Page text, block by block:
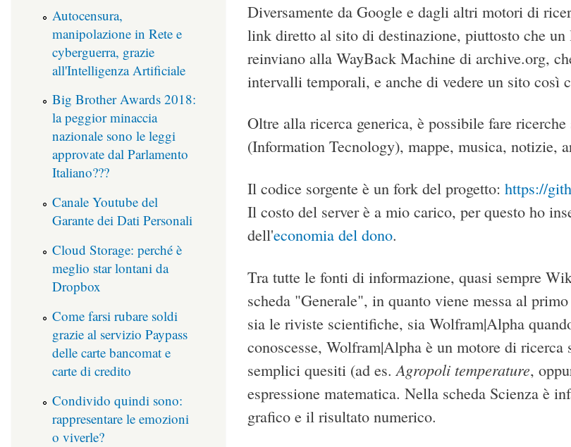
Diversamente da Google e dagli altri motori di
link diretto al sito di destinazione, piuttosto che
reinviano alla WayBack Machine di archive.org,
intervalli temporali, e anche di vedere un sito così
Oltre alla ricerca generica, è possibile fare
(Information Tecnology), mappe, musica, notizie,
Il codice sorgente è un fork del progetto: https://
Il costo del server è a mio carico, per questo ho
dell'economia del dono.
Tra tutte le fonti di informazione, quasi sempre
scheda "Generale", in quanto viene messa al
sia le riviste scientifiche, sia Wolfram|Alpha
conoscesse, Wolfram|Alpha è un motore di
semplici quesiti (ad es. Agropoli temperature,
espressione matematica. Nella scheda Scienza è
grafico e il risultato numerico.
Autocensura,
manipolazione in Rete e
cyberguerra, grazie
all'Intelligenza Artificiale
Big Brother Awards 2018:
la peggior minaccia
nazionale sono le leggi
approvate dal Parlamento
Italiano???
Canale Youtube del
Garante dei Dati Personali
Cloud Storage: perché è
meglio star lontani da
Dropbox
Come farsi rubare soldi
grazie al servizio Paypass
delle carte bancomat e
carte di credito
Condivido quindi sono:
rappresentare le emozioni
o viverle?